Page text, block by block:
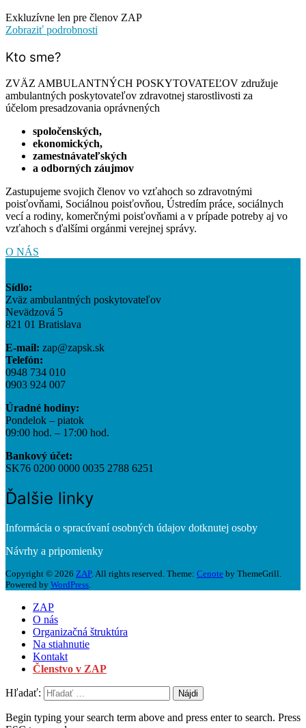
Exkluzívne len pre členov ZAP
Zobraziť podrobnosti
Kto sme?
ZVÄZ AMBULANTNÝCH POSKYTOVATEĽOV združuje
ambulantných poskytovateľov zdravotnej starostlivosti za
účelom presadzovania oprávnených
spoločenských,
ekonomických,
zamestnávateľských
a odborných záujmov
Zastupujeme svojich členov vo vzťahoch so zdravotnými
poisťovňami, Sociálnou poisťovňou, Ústredím práce, sociálnych
vecí a rodiny, komerčnými poisťovňami a v prípade potreby aj vo
vzťahoch s ďalšími orgánmi verejnej správy.
O NÁS
Sídlo:
Zväz ambulantných poskytovateľov
Nevädzová 5
821 01 Bratislava
E-mail: zap@zapsk.sk
Telefón:
0948 734 010
0903 924 007
Úradné hodiny:
Pondelok – piatok
09:00 hod. – 17:00 hod.
Bankový účet:
SK76 0200 0000 0035 2788 6251
Ďalšie linky
Informácia o spracúvaní osobných údajov dotknutej osoby
Návrhy a pripomienky
Copyright © 2026 ZAP. All rights reserved. Theme: Cenote by ThemeGrill.
Powered by WordPress.
ZAP
O nás
Organizačná štruktúra
Na stiahnutie
Kontakt
Členstvo v ZAP
Hľadať:
Begin typing your search term above and press enter to search. Press